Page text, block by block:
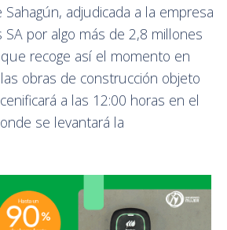
adjudicada a la empresa
por algo más de 2,8 millones
recoge así el momento en
obras de construcción objeto
a las 12:00 horas en el
se levantará la